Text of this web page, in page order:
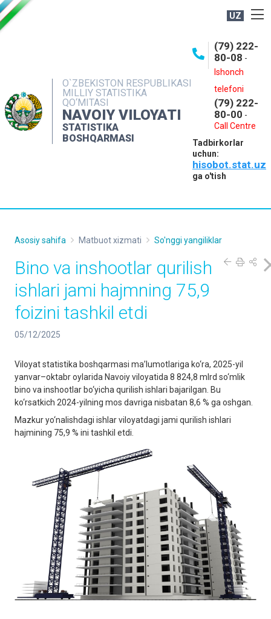
UZ
O`ZBEKISTON RESPUBLIKASI
MILLIY STATISTIKA
QO‘MITASI
NAVOIY VILOYATI
STATISTIKA
BOSHQARMASI
(79) 222-
80-08 -
Ishonch
telefoni
(79) 222-
80-00 -
Call Centre
Tadbirkorlar
uchun:
hisobot.stat.uz
ga o'tish
OCHIQ MA'LUMOTLAR
INTERAKTIV XIZMATLAR
MUROJAATLAR
Asosiy sahifa Matbuot xizmati So'nggi yangiliklar
Bino va inshootlar qurilish
ishlari jami hajmning 75,9
foizini tashkil etdi
05/12/2025
Viloyat statistika boshqarmasi ma’lumotlariga ko‘ra, 2025-yil
yanvar–oktabr oylarida Navoiy viloyatida 8 824,8 mlrd so‘mlik
bino va inshootlar bo‘yicha qurilish ishlari bajarilgan. Bu
ko‘rsatkich 2024-yilning mos davriga nisbatan 8,6 % ga oshgan.
Mazkur yo‘nalishdagi ishlar viloyatdagi jami qurilish ishlari
hajmining 75,9 % ini tashkil etdi.